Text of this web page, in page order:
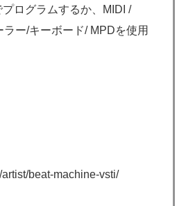
プログラムするか、MIDI /
ー/キーボード/ MPDを使用
beat-machine-vsti/